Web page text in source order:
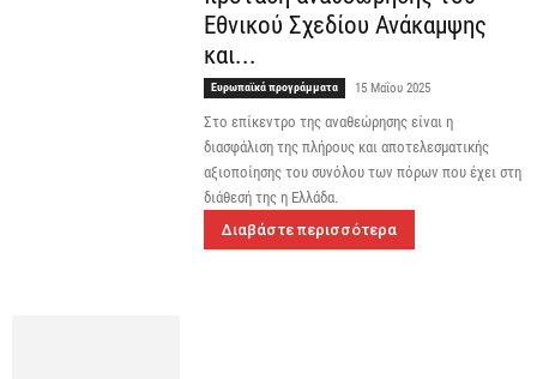
Εθνικού Σχεδίου Ανάκαμψης
και...
Ευρωπαϊκά προγράμματα 15 Μαΐου 2025
Στο επίκεντρο της αναθεώρησης είναι η
διασφάλιση της πλήρους και αποτελεσματικής
αξιοποίησης του συνόλου των πόρων που έχει στη
διάθεσή της η Ελλάδα.
Διαβάστε περισσότερα